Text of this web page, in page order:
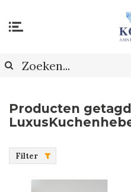
Producten
Filter